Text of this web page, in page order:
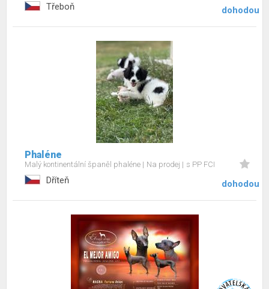
Třeboň dohodou
Phaléne
Malý kontinentální španěl phaléne Na prodej s PP FCI
Dříteň dohodou